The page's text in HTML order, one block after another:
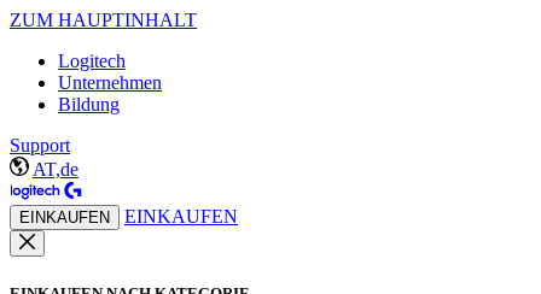
ZUM HAUPTINHALT
Logitech
Unternehmen
Bildung
Support
AT,de
EINKAUFEN EINKAUFEN